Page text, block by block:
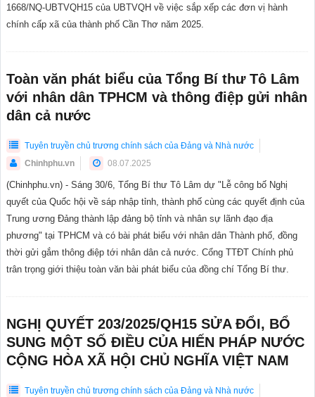
1668/NQ-UBTVQH15 của UBTVQH về việc sắp xếp các đơn vị hành
chính cấp xã của thành phố Cần Thơ năm 2025.
Toàn văn phát biểu của Tổng Bí thư Tô Lâm
với nhân dân TPHCM và thông điệp gửi nhân
dân cả nước
Tuyên truyền chủ trương chính sách của Đảng và Nhà nước
Chinhphu.vn
08.07.2025
(Chinhphu.vn) - Sáng 30/6, Tổng Bí thư Tô Lâm dự "Lễ công bố Nghị
quyết của Quốc hội về sáp nhập tỉnh, thành phố cùng các quyết định của
Trung ương Đảng thành lập đảng bộ tỉnh và nhân sự lãnh đạo địa
phương" tại TPHCM và có bài phát biểu với nhân dân Thành phố, đồng
thời gửi gắm thông điệp tới nhân dân cả nước. Cổng TTĐT Chính phủ
trân trọng giới thiệu toàn văn bài phát biểu của đồng chí Tổng Bí thư.
NGHỊ QUYẾT 203/2025/QH15 SỬA ĐỔI, BỔ
SUNG MỘT SỐ ĐIỀU CỦA HIẾN PHÁP NƯỚC
CỘNG HÒA XÃ HỘI CHỦ NGHĨA VIỆT NAM
Tuyên truyền chủ trương chính sách của Đảng và Nhà nước